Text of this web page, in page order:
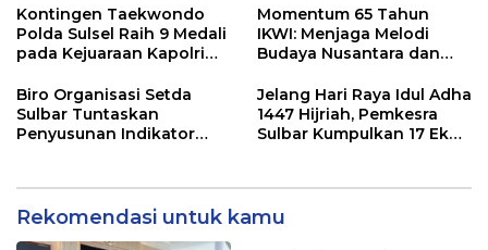
Wujudkan Desa Maju
Kontingen Taekwondo
Polda Sulsel Raih 9 Medali
pada Kejuaraan Kapolri
Momentum 65 Tahun
IKWI: Menjaga Melodi
Budaya Nusantara dan
Pers
Biro Organisasi Setda
Sulbar Tuntaskan
Penyusunan Indikator
Jelang Hari Raya Idul Adha
1447 Hijriah, Pemkesra
Sulbar Kumpulkan 17 Ekor
Rekomendasi untuk kamu